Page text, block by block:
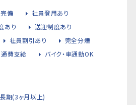
備
社員登用あり
あり
送迎制度あり
社員割引あり
完全分煙
費支給
バイク・車通勤OK
長期(3ヶ月以上)